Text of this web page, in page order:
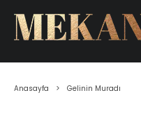
Anasayfa Gelinin Muradı